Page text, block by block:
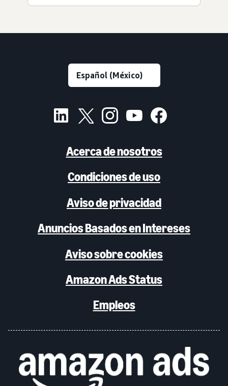
Acerca de nosotros
Condiciones de uso
Aviso de privacidad
Anuncios Basados en Intereses
Aviso sobre cookies
Amazon Ads Status
Empleos